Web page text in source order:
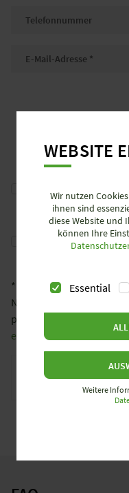
Zwecke der
Ja, ich willige
zum Zwecke des
* Pflichtfeld
Nähere Informationen zu
personenbezogenen
electric.com/de/
Anti-Roboter-
Hier
WEBSITE
Wir nutzen
ihnen sind
diese Website und
können Ihre
Essential
Weitere